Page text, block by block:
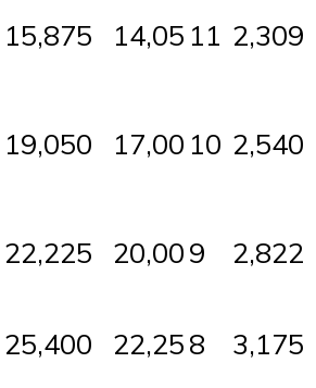
15,875 14,05 11 2,309
19,050 17,00 10 2,540
22,225 20,009 2,822
25,400 22,258
3,175